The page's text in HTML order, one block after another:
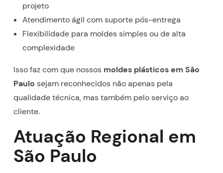
projeto
Atendimento ágil com suporte pós-entrega
Flexibilidade para moldes simples ou de alta
complexidade
Isso faz com que nossosmoldes plásticos em São
Paulo sejam reconhecidos não apenas pela
qualidade técnica, mas também pelo serviço ao
cliente.
Atuação Regional em
São Paulo